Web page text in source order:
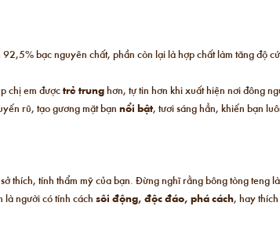
bạc nguyên chất, phần còn lại là hợp chất làm tăng độ
chị em đượctrẻ trunghơn, tự tin hơn khi xuất hiện nơi đông
rũ, tạo gương mặt bạnnổi bật, tươi sáng hẳn, khiến bạn
thích, tính thẩm mỹ của bạn. Đừng nghĩ rằng bông tòng teng
người có tính cáchsôi động, độc đáo, phá cách, hay thích